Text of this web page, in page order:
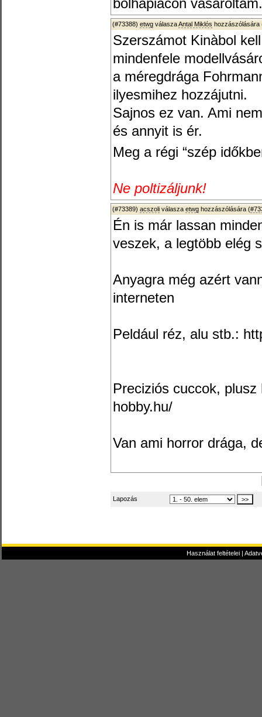
bolhapiacon vásároltam.
(#73388) etwg válaszaAntal Miklós hozzászólására
Szerszámot Kinàbol
mindenfele
a méregdrága
ilyesmihez hozzájutni.
Sajnos ez van. Ami
és annyit is ér.
Meg a régi “szép
Ne poltizáljunk!
(#73389) acszoli válasza etwg hozzászólására (
Én is már lassan
veszek, a legtöbb elég
Anyagra még azért
interneten
Peldául réz, alu stb.:
Preciziós cuccok,
hobby.hu/
Van ami horror drága,
Lapozás
Használat feltételei|